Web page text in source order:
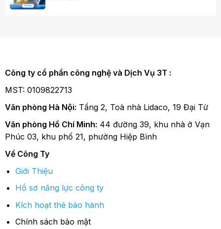
Công ty cổ phần công nghệ và Dịch Vụ 3T :
MST: 0109822713
Văn phòng Hà Nội: Tầng 2, Toà nhà Lidaco, 19 Đại Từ
Văn phòng Hồ Chí Minh: 44 đường 39, khu nhà ở Vạn
Phúc 03, khu phố 21, phường Hiệp Bình
Về Công Ty
Giới Thiệu
Hồ sơ năng lực công ty
Kích hoạt thẻ bảo hành
Chính sách bảo mật